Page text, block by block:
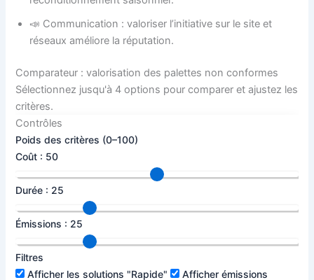
📣 Communication : valoriser l’initiative sur le site et
réseaux améliore la réputation.
Comparateur : valorisation des palettes non conformes
Sélectionnez jusqu'à 4 options pour comparer et ajustez les
critères.
Contrôles
Poids des critères (0–100)
Coût : 50
Durée : 25
Émissions : 25
Filtres
Afficher les solutions "Rapide"
Afficher émissions